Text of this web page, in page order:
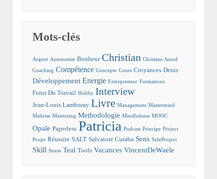
Mots-clés
Argent Autonomie Bonheur Christian Christian Junod
Coaching Compétence Concepte Cours Croyances Denis
Développement Energie Entrepreneur Formations
Futur Du Travail Hobby Interview
Jean-Louis Lamboray Livre Management Mastermind
Maîtrise Mentoring Methodologie Mindfulness MOOC
Opale Paperless Patricia Podcast Principe Project
Projet Réussite SALT Salvatore Curaba Sens SideProject
Skill Stress Teal Tools Vacances VincentDeWaele